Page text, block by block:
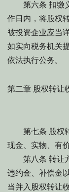
第六条 扣缴义
作日内，将股权
被投资企业应当
如实向税务机关
依法执行公务。
第二章 股权转让
第七条 股权转
现金、实物、有
第八条 转让方
违约金、补偿金
当并入股权转让收